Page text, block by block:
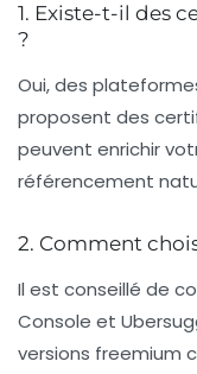
1. Existe-t-il des
?
Oui, des
proposent des
peuvent enrichir
référencement
2. Comment
Il est conseillé de
Console et
versions freemium